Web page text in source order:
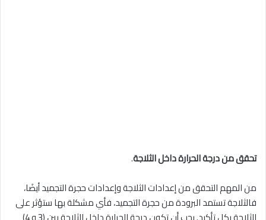
تحقق من درجة الحرارة داخل الثلاجة.
من المهم التحقق من إعدادات الثلاجة وإعدادات حجرة التجميد أيضَا،
فالثلاجة تستمد البرودة من حجرة التجميد، فأي مشكلة بها ستؤثر على